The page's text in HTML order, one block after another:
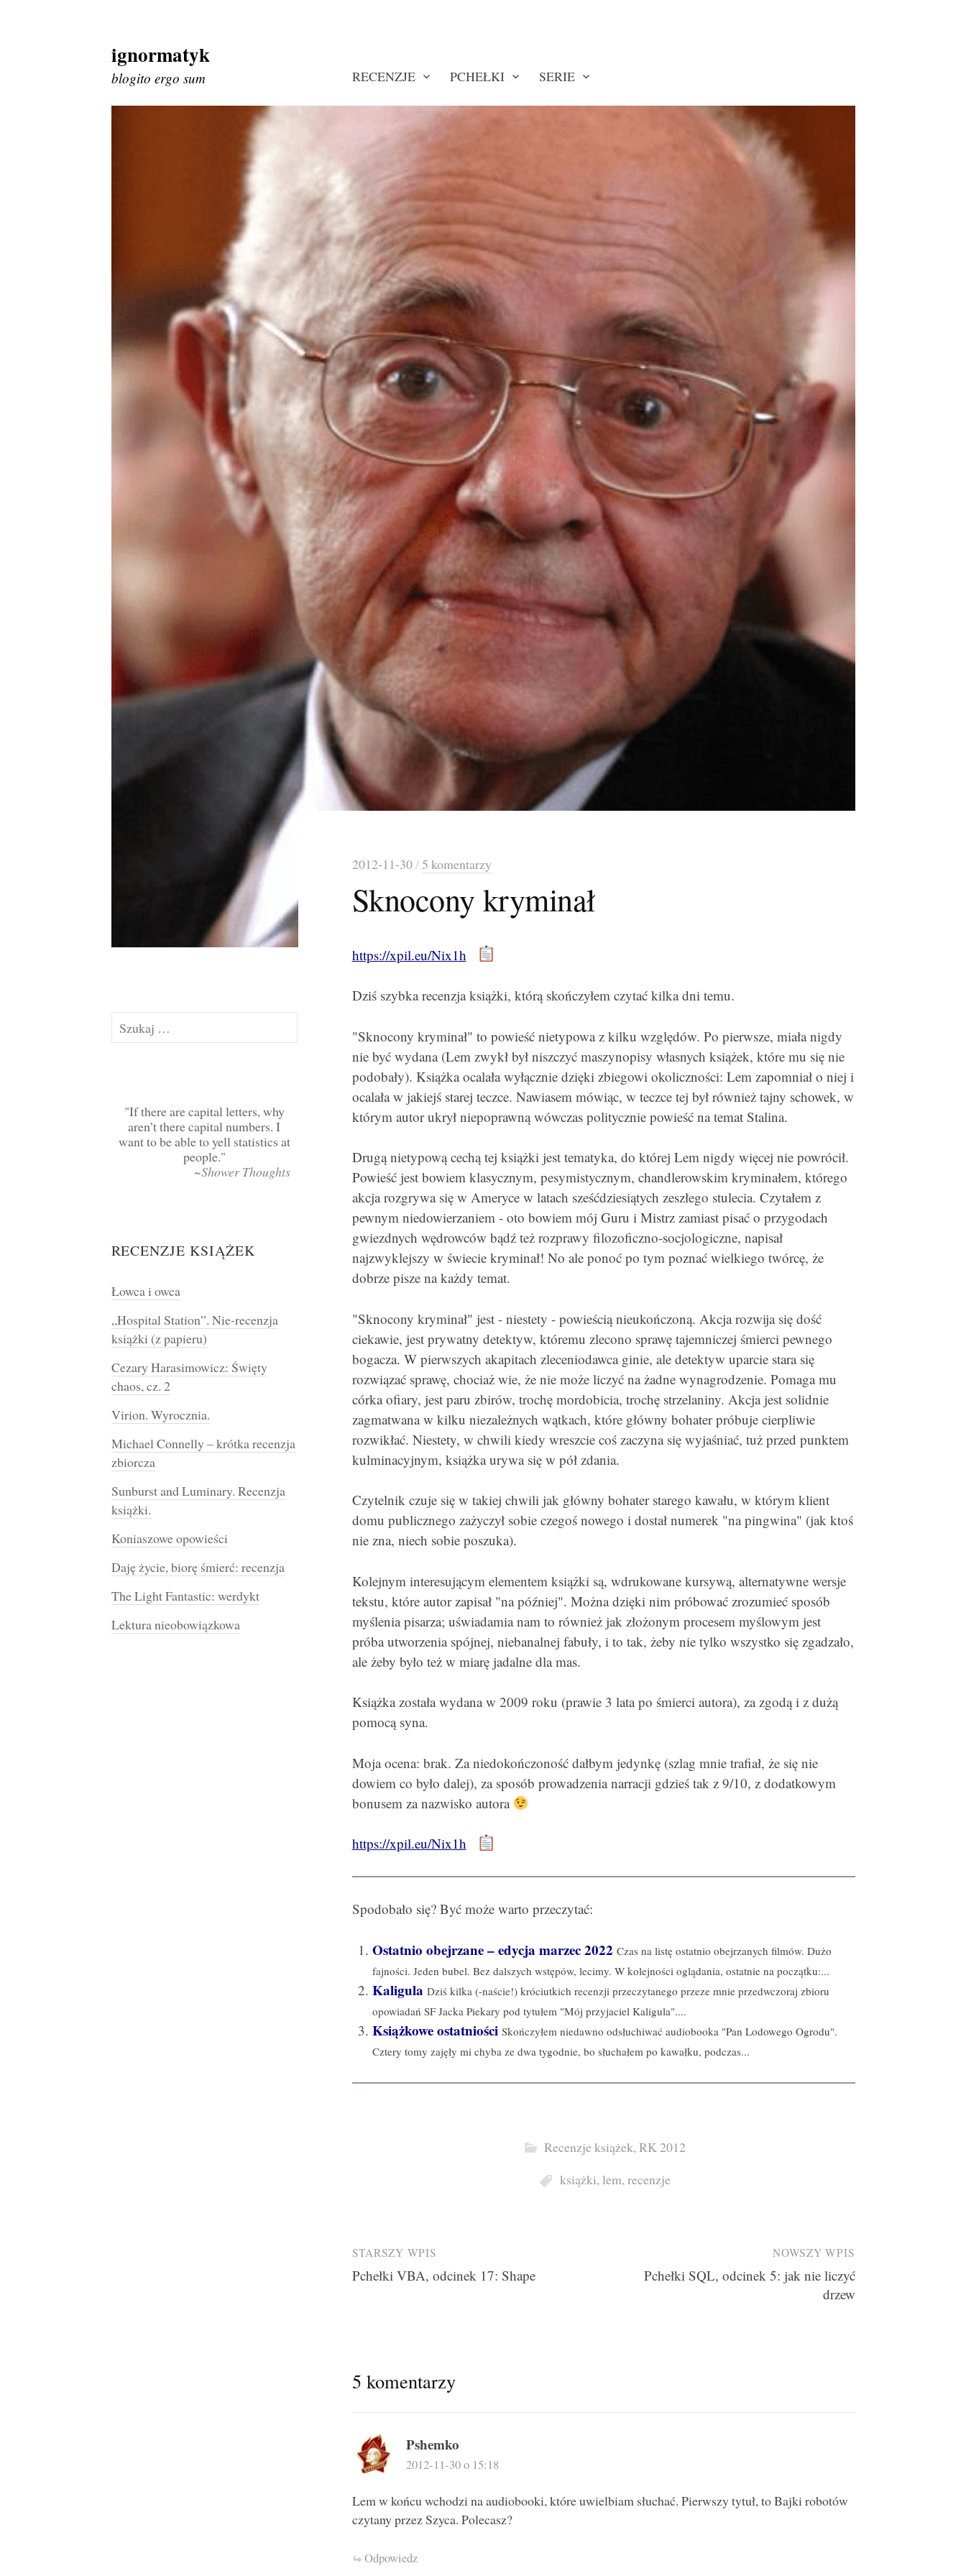
Skip
to
content
ignormatyk
blogito ergo sum RECENZJE PCHEŁKI SERIE
2012-11-30/ 5 komentarzy
Sknocony kryminał
https://xpil.eu/Nix1h
Dziś szybka recenzja książki, którą skończyłem czytać kilka dni temu.
"Sknocony kryminał" to powieść nietypowa z kilku względów. Po pierwsze, miała nigdy
nie być wydana (Lem zwykł był niszczyć maszynopisy własnych książek, które mu się nie
podobały). Książka ocalała wyłącznie dzięki zbiegowi okoliczności: Lem zapomniał o niej i
ocalała w jakiejś starej teczce. Nawiasem mówiąc, w teczce tej był również tajny schowek, w
którym autor ukrył niepoprawną wówczas politycznie powieść na temat Stalina.
Drugą nietypową cechą tej książki jest tematyka, do której Lem nigdy więcej nie powrócił.
Powieść jest bowiem klasycznym, pesymistycznym, chandlerowskim kryminałem, którego
akcja rozgrywa się w Ameryce w latach sześćdziesiątych zeszłego stulecia. Czytałem z
pewnym niedowierzaniem - oto bowiem mój Guru i Mistrz zamiast pisać o przygodach
gwiezdnych wędrowców bądź też rozprawy filozoficzno-socjologiczne, napisał
najzwyklejszy w świecie kryminał! No ale ponoć po tym poznać wielkiego twórcę, że
dobrze pisze na każdy temat.
"Sknocony kryminał" jest - niestety - powieścią nieukończoną. Akcja rozwija się dość
ciekawie, jest prywatny detektyw, któremu zlecono sprawę tajemniczej śmierci pewnego
bogacza. W pierwszych akapitach zleceniodawca ginie, ale detektyw uparcie stara się
rozwiązać sprawę, chociaż wie, że nie może liczyć na żadne wynagrodzenie. Pomaga mu
córka ofiary, jest paru zbirów, trochę mordobicia, trochę strzelaniny. Akcja jest solidnie
zagmatwana w kilku niezależnych wątkach, które główny bohater próbuje cierpliwie
rozwikłać. Niestety, w chwili kiedy wreszcie coś zaczyna się wyjaśniać, tuż przed punktem
kulminacyjnym, książka urywa się w pół zdania.
Czytelnik czuje się w takiej chwili jak główny bohater starego kawału, w którym klient
domu publicznego zażyczył sobie czegoś nowego i dostał numerek "na pingwina" (jak ktoś
nie zna, niech sobie poszuka).
Kolejnym interesującym elementem książki są, wdrukowane kursywą, alternatywne wersje
tekstu, które autor zapisał "na później". Można dzięki nim próbować zrozumieć sposób
myślenia pisarza; uświadamia nam to również jak złożonym procesem myślowym jest
próba utworzenia spójnej, niebanalnej fabuły, i to tak, żeby nie tylko wszystko się zgadzało,
ale żeby było też w miarę jadalne dla mas.
Książka została wydana w 2009 roku (prawie 3 lata po śmierci autora), za zgodą i z dużą
pomocą syna.
Moja ocena: brak. Za niedokończoność dałbym jedynkę (szlag mnie trafiał, że się nie
dowiem co było dalej), za sposób prowadzenia narracji gdzieś tak z 9/10, z dodatkowym
bonusem za nazwisko autora
https://xpil.eu/Nix1h
Spodobało się? Być może warto przeczytać:
Ostatnio obejrzane – edycja marzec 2022 Czas na listę ostatnio obejrzanych filmów. Dużo
fajności. Jeden bubel. Bez dalszych wstępów, lecimy. W kolejności oglądania, ostatnie na początku:...
Kaligula Dziś kilka (-naście!) króciutkich recenzji przeczytanego przeze mnie przedwczoraj zbioru
opowiadań SF Jacka Piekary pod tytułem "Mój przyjaciel Kaligula"....
Książkowe ostatniości Skończyłem niedawno odsłuchiwać audiobooka "Pan Lodowego Ogrodu".
Cztery tomy zajęły mi chyba ze dwa tygodnie, bo słuchałem po kawałku, podczas...
Recenzje książek,RK 2012
książki, lem,recenzje
Post
navigation
STARSZY WPIS
Pchełki VBA, odcinek 17: Shape
NOWSZY WPIS
Pchełki SQL, odcinek 5: jak nie liczyć
drzew
5 komentarzy
Pshemko
2012-11-30 o 15:18
Lem w końcu wchodzi na audiobooki, które uwielbiam słuchać. Pierwszy tytuł, to Bajki robotów
czytany przez Szyca. Polecasz?
Odpowiedz
Szukaj:
If there are capital letters, why
aren’t there capital numbers. I
want to be able to yell statistics at
people.
~Shower Thoughts
RECENZJE KSIĄŻEK
Łowca i owca
„Hospital Station”. Nie-recenzja
książki (z papieru)
Cezary Harasimowicz: Święty
chaos, cz. 2
Virion. Wyrocznia.
Michael Connelly – krótka recenzja
zbiorcza
Sunburst and Luminary. Recenzja
książki.
Koniaszowe opowieści
Daję życie, biorę śmierć: recenzja
The Light Fantastic: werdykt
Lektura nieobowiązkowa